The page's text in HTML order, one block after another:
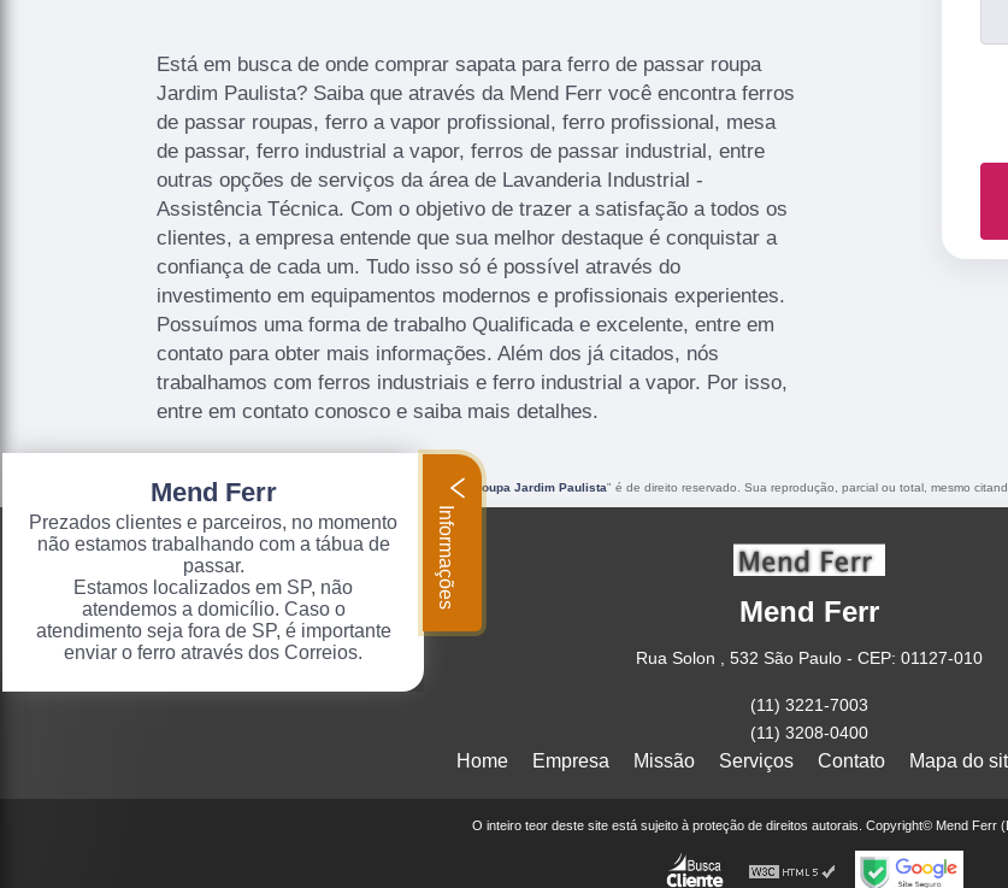
Está em busca de onde comprar sapata para ferro de passar roupa
Jardim Paulista? Saiba que através da Mend Ferr você encontra ferros
de passar roupas, ferro a vapor profissional, ferro profissional, mesa
de passar, ferro industrial a vapor, ferros de passar industrial, entre
outras opções de serviços da área de Lavanderia Industrial -
Assistência Técnica. Com o objetivo de trazer a satisfação a todos os
clientes, a empresa entende que sua melhor destaque é conquistar a
confiança de cada um. Tudo isso só é possível através do
investimento em equipamentos modernos e profissionais experientes.
Possuímos uma forma de trabalho Qualificada e excelente, entre em
contato para obter mais informações. Além dos já citados, nós
trabalhamos com ferros industriais e ferro industrial a vapor. Por isso,
entre em contato conosco e saiba mais detalhes.
O conteúdo do texto "Onde Comprar Sapata para Ferro de Passar Roupa Jardim Paulista" é de direito reservado. Sua reprodução, parcial ou total, mesmo
artigo 184 do Código Penal –Lei 9610/98 - Lei de direitos autorais .
Mend Ferr
Rua Solon , 532 São Paulo - CEP: 01127-010
(11) 3221-7003
(11) 3208-0400
Home Empresa Missão Serviços Contato Mapa do
O inteiro teor deste site está sujeito à proteção de direitos autorais. Copyright© Mend Ferr
Mend Ferr
Prezados clientes e parceiros, no momento
não estamos trabalhando com a tábua de
passar.
Estamos localizados em SP, não
atendemos a domicílio. Caso o
atendimento seja fora de SP, é importante
enviar o ferro através dos Correios.
Informações